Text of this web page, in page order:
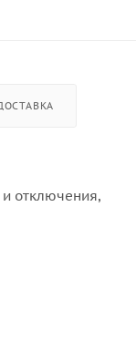
отключения,